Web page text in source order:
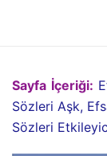
Sayfa İçeriği:
Sözleri Aşk,
Sözleri